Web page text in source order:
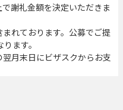
謝礼金額を決定いただきま
れております。公募でご提
ます。
月末日にビザスクからお支